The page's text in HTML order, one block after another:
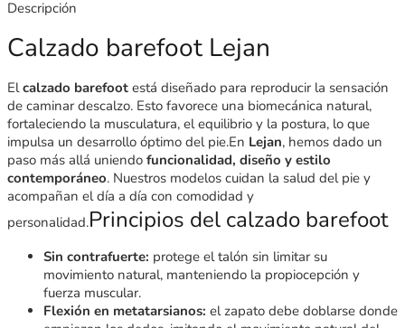
Descripción
Calzado barefoot Lejan
Elcalzado barefoot está diseñado para reproducir la sensación
de caminar descalzo. Esto favorece una biomecánica natural,
fortaleciendo la musculatura, el equilibrio y la postura, lo que
impulsa un desarrollo óptimo del pie.En Lejan, hemos dado un
paso más allá uniendo funcionalidad, diseño y estilo
contemporáneo. Nuestros modelos cuidan la salud del pie y
acompañan el día a día con comodidad y
personalidad.Principios del calzado barefoot
Sin contrafuerte: protege el talón sin limitar su
movimiento natural, manteniendo la propiocepción y
fuerza muscular.
Flexión en metatarsianos: el zapato debe doblarse donde